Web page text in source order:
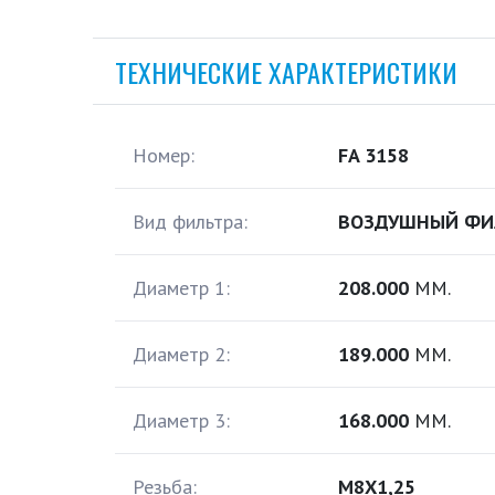
ТЕХНИЧЕСКИЕ ХАРАКТЕРИСТИКИ
Номер: FA 3158
Вид фильтра: ВОЗДУШНЫЙ
Диаметр 1: 208.000 ММ.
Диаметр 2: 189.000 ММ.
Диаметр 3: 168.000 ММ.
Резьба: M8X1,25